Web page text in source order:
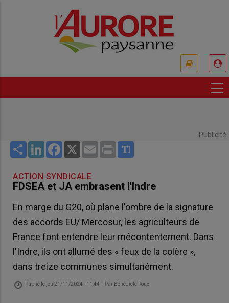
Publicité
Share LinkedInFacebook
X Email Print
ACTION SYNDICALE
FDSEA et JA embrasent l'Indre
En marge du G20, où plane l'ombre de la signature
des accords EU/ Mercosur, les agriculteurs de
France font entendre leur mécontentement. Dans
l'Indre, ils ont allumé des « feux de la colère »,
dans treize communes simultanément.
Publié le jeu 21/11/2024 - 11:44 - Par Bénédicte Roux